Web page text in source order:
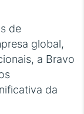
de
global,
a Bravo
da